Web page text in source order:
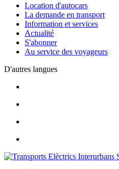
Location d'autocars
La demande en transport
Information et services
Actualité
S'abonner
Au service des voyageurs
D'autres langues